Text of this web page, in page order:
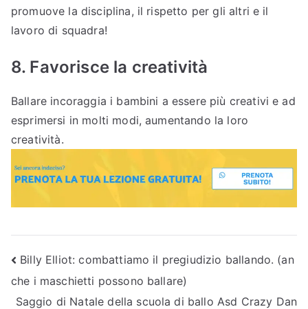
promuove la disciplina, il rispetto per gli altri e il
lavoro di squadra!
8. Favorisce la creatività
Ballare incoraggia i bambini a essere più creativi e ad
esprimersi in molti modi, aumentando la loro
creatività.
Navigazione
articoli
Billy Elliot: combattiamo il pregiudizio ballando. (an
che i maschietti possono ballare)
Saggio di Natale della scuola di ballo Asd Crazy Dan